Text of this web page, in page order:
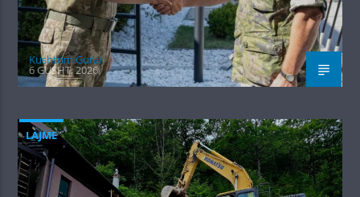
Kushtrim Guraj
6 GUSHT, 2026
LAJME